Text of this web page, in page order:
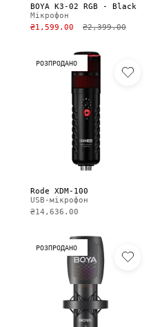
BOYA K3-02 RGB - Black
Мікрофон
₴1,599.00
₴2,399.00
РОЗПРОДАНО
Rode XDM-100
USB-мікрофон
₴14,636.00
РОЗПРОДАНО